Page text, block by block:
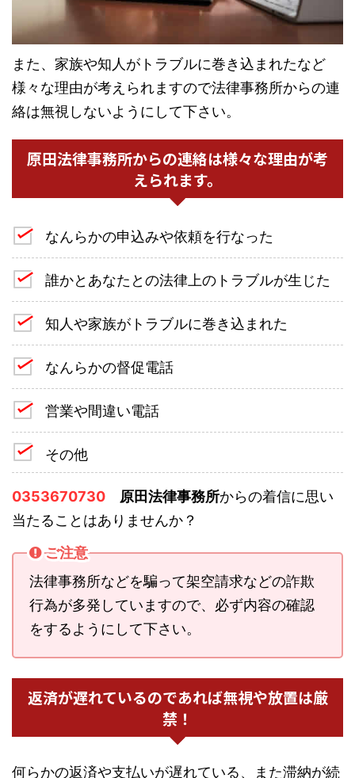
また、家族や知人がトラブルに巻き込まれたなど
様々な理由が考えられますので法律事務所からの連
絡は無視しないようにして下さい。
原田法律事務所からの連絡は様々な理由が考
えられます。
なんらかの申込みや依頼を行なった
誰かとあなたとの法律上のトラブルが生じた
知人や家族がトラブルに巻き込まれた
なんらかの督促電話
営業や間違い電話
その他
0353670730 原田法律事務所からの着信に思い
当たることはありませんか？
ご注意
法律事務所などを騙って架空請求などの詐欺
行為が多発していますので、必ず内容の確認
をするようにして下さい。
返済が遅れているのであれば無視や放置は厳
禁！
何らかの返済や支払いが遅れている、また滞納が続